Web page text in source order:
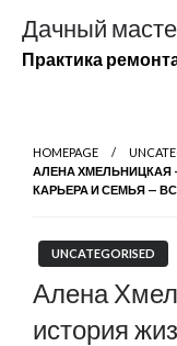
содержимому
Дачный
Практика
HOMEPAGE
АЛЕНА ХМЕЛЬНИЦКАЯ
КАРЬЕРА И СЕМЬЯ —
UNCATEGORISED
Алена
история